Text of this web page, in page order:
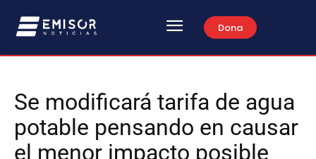
Dona
Se modificará tarifa de agua
potable pensando en causar
el menor impacto posible